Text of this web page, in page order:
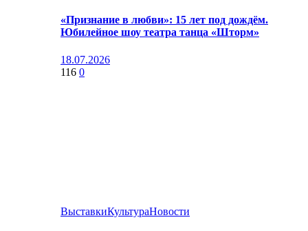
«Признание в любви»: 15 лет под дождём.
Юбилейное шоу театра танца «Шторм»
18.07.2026
116 0
ВыставкиКультураНовости